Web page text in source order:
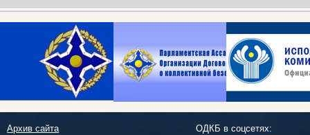
Архив сайта
ОДКБ в соцсетях: